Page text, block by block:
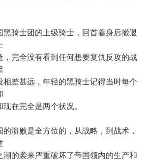
骑士团的上级骑士，回首着身后撤退
，完全没有看到任何想要复仇反攻的战
相差甚远，年轻的黑骑士记得当时每个
在完全是两个状况。
败是全方位的，从战略，到战术，
潮的袭来严重破坏了帝国领内的生产和